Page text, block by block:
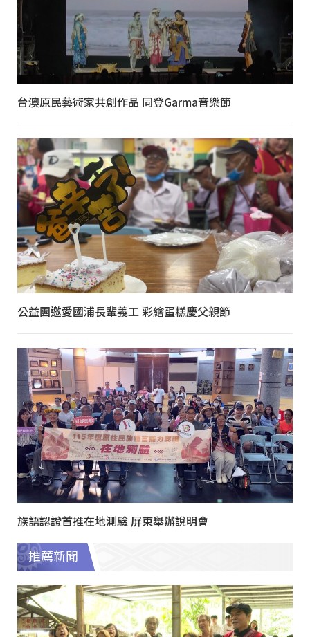
台澳原民藝術家共創作品 同登Garma音樂節
公益團邀愛國浦長輩義工 彩繪蛋糕慶父親節
族語認證首推在地測驗 屏東舉辦說明會
推薦新聞